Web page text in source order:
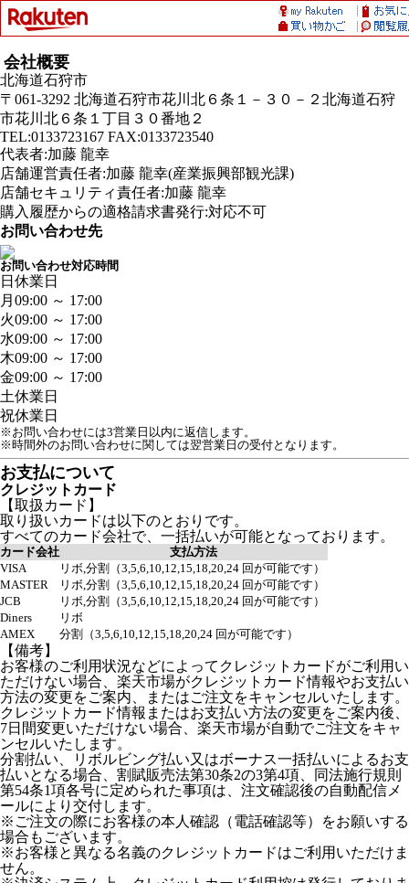
会社概要
北海道石狩市
〒061-3292 北海道石狩市花川北６条１－３０－２北海道石狩
市花川北６条１丁目３０番地２
TEL:0133723167 FAX:0133723540
代表者:加藤 龍幸
店舗運営責任者:加藤 龍幸(産業振興部観光課)
店舗セキュリティ責任者:加藤 龍幸
購入履歴からの適格請求書発行:対応不可
お問い合わせ先
お問い合わせ対応時間
日 休業日
月 09:00 ～ 17:00
火09:00 ～ 17:00
水09:00 ～ 17:00
木09:00 ～ 17:00
金09:00 ～ 17:00
土休業日
祝休業日
※お問い合わせには3営業日以内に返信します。
※時間外のお問い合わせに関しては翌営業日の受付となります。
お支払について
クレジットカード
【取扱カード】
取り扱いカードは以下のとおりです。
すべてのカード会社で、一括払いが可能となっております。
カード会社
支払方法
VISA
リボ,分割（3,5,6,10,12,15,18,20,24 回が可能です）
MASTER
リボ,分割（3,5,6,10,12,15,18,20,24 回が可能です）
JCB
リボ,分割（3,5,6,10,12,15,18,20,24 回が可能です）
Diners
リボ
AMEX
分割（3,5,6,10,12,15,18,20,24 回が可能です）
【備考】
お客様のご利用状況などによってクレジットカードがご利用い
ただけない場合、楽天市場がクレジットカード情報やお支払い
方法の変更をご案内、またはご注文をキャンセルいたします。
クレジットカード情報またはお支払い方法の変更をご案内後、
7日間変更いただけない場合、楽天市場が自動でご注文をキャ
ンセルいたします。
分割払い、リボルビング払い又はボーナス一括払いによるお支
払いとなる場合、割賦販売法第30条2の3第4項、同法施行規則
第54条1項各号に定められた事項は、注文確認後の自動配信メ
ールにより交付します。
※ご注文の際にお客様の本人確認（電話確認等）をお願いする
場合もございます。
※お客様と異なる名義のクレジットカードはご利用いただけま
せん。